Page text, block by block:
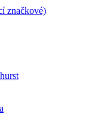
značkové)